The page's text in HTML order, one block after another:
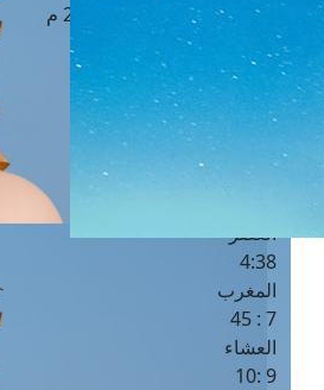
القاهرة · 06 أغسطس 2026 م
الفجر
4 :40
الشروق
العصر
4:38
المغرب
7 : 45
العشاء
9 :10